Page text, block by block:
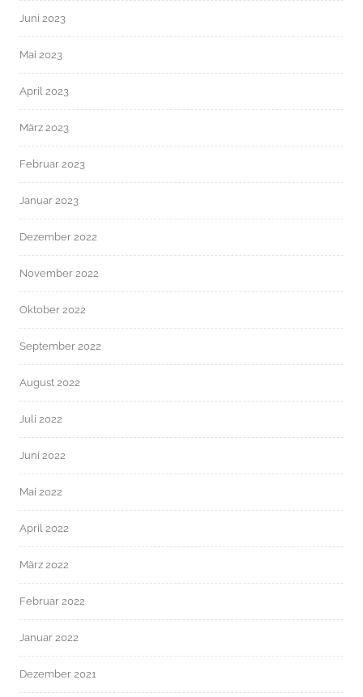
Juni 2023
Mai 2023
April 2023
März 2023
Februar 2023
Januar 2023
Dezember 2022
November 2022
Oktober 2022
September 2022
August 2022
Juli 2022
Juni 2022
Mai 2022
April 2022
März 2022
Februar 2022
Januar 2022
Dezember 2021